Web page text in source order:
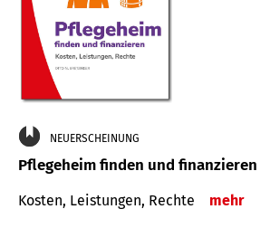
NEUERSCHEINUNG
Pflegeheim finden und finanzieren
Kosten, Leistungen, Rechte mehr